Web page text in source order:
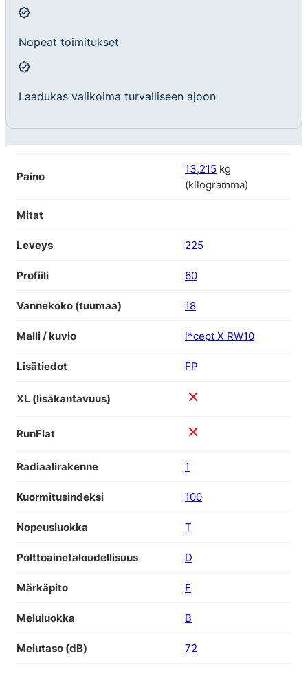
Nopeat toimitukset
Laadukas valikoima turvalliseen ajoon
Paino
13,215 kg
(kilogramma)
Mitat
Leveys 225
Profiili 60
Vannekoko (tuumaa) 18
Malli / kuvio i*cept X RW10
Lisätiedot FP
XL (lisäkantavuus)
RunFlat
Radiaalirakenne 1
Kuormitusindeksi 100
Nopeusluokka T
Polttoainetaloudellisuus D
Märkäpito E
Meluluokka B
Melutaso (dB) 72